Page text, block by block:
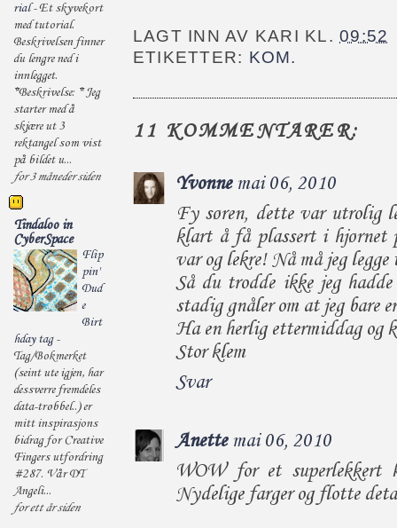
rial-Et skyvekort
med tutorial.
Beskrivelsen finner
du lengre ned i
innlegget.
*Beskrivelse: * Jeg
starter med å
skjære ut 3
rektangel som vist
på bildet u...
for 3 måneder siden
Tindaloo in
CyberSpace
Flip
pin'
Dud
e
Birt
hday tag-
Tag/Bokmerket
(seint ute igjen, har
dessverre fremdeles
data-trøbbel..) er
mitt inspirasjons
bidrag for Creative
Fingers utfordring
#287. Vår DT
Angeli...
for ett år siden
LAGT INN AV KARI KL.09:52
ETIKETTER: KOM.
11 KOMMENTARER:
Yvonne mai 06, 2010
Fy søren, dette var utrolig
klart å få plassert i hjørnet
var og lekre! Nå må jeg
Så du trodde ikke jeg
stadig gnåler om at jeg bare
Ha en herlig ettermiddag og
Stor klem
Svar
Anette mai 06, 2010
WOW for et
Nydelige farger og flotte